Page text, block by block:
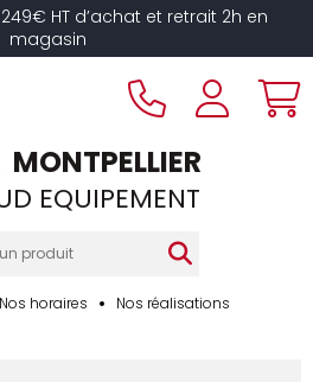
HT d’achat et retrait 2h en
magasin
MONTPELLIER
EQUIPEMENT
Nos horaires Nos réalisations